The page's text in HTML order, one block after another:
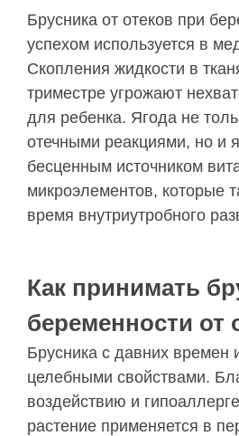
Брусника от отеков при
успехом используется в
Скопления жидкости в
триместре угрожают
для ребенка. Ягода не
отечными реакциями, но и
бесценным источником
микроэлементов, которые
время внутриутробного
Как принимать
беременности от
Брусника с давних времен
целебными свойствами.
воздействию и
растение применяется в